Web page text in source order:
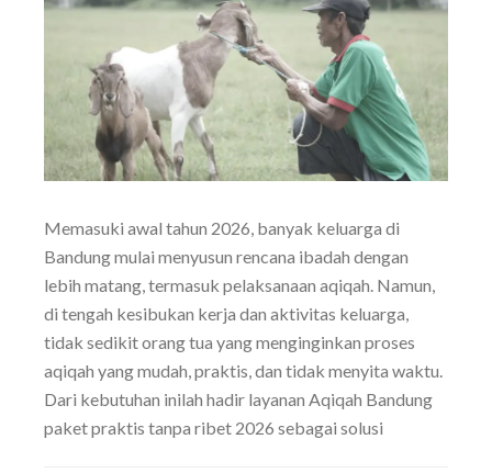
Memasuki awal tahun 2026, banyak keluarga di
Bandung mulai menyusun rencana ibadah dengan
lebih matang, termasuk pelaksanaan aqiqah. Namun,
di tengah kesibukan kerja dan aktivitas keluarga,
tidak sedikit orang tua yang menginginkan proses
aqiqah yang mudah, praktis, dan tidak menyita waktu.
Dari kebutuhan inilah hadir layanan Aqiqah Bandung
paket praktis tanpa ribet 2026 sebagai solusi